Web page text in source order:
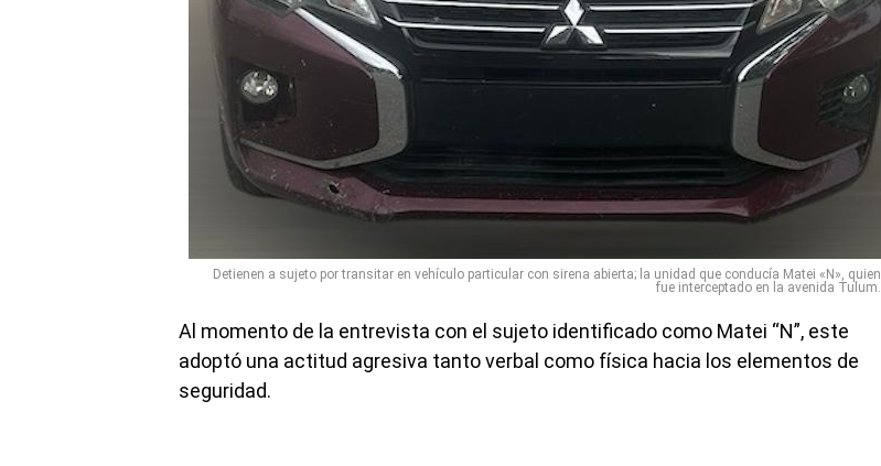
Detienen a sujeto por transitar en vehículo particular con sirena abierta; la unidad que conducía Matei «N», quien
fue interceptado en la avenida Tulum.
Al momento de la entrevista con el sujeto identificado como Matei “N”, este
adoptó una actitud agresiva tanto verbal como física hacia los elementos de
seguridad.